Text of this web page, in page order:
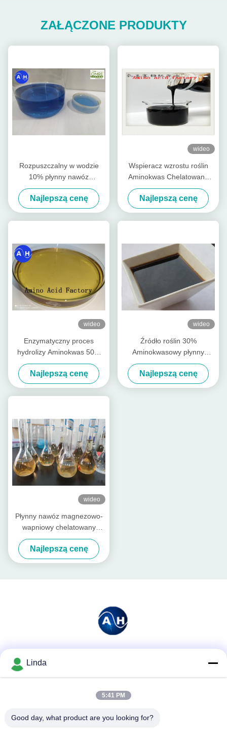
ZAŁĄCZONE PRODUKTY
Rozpuszczalny w wodzie
10% płynny nawóz
zawierający aminokwasy
cynkowe PH8
Najlepszą cenę
wideo
Wspieracz wzrostu roślin
Aminokwas Chelatowany
Ca-Mg Płynne nawozy
organiczne specjalne dla
drzew owocowych
Najlepszą cenę
wideo
Enzymatyczny proces
hydrolizy Aminokwas 50%
Organiczny płynny nawóz
Najlepszą cenę
wideo
Źródło roślin 30%
Aminokwasowy płynny
nawóz Bezchlorowy
opakowanie 1L
Najlepszą cenę
wideo
Płynny nawóz magnezowo-
wapniowy chelatowany
aminokwasami
Najlepszą cenę
Linda
5:41 PM
Good day, what product are you looking for?